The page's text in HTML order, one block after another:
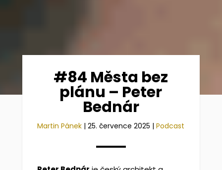
#84 Města bez
plánu – Peter
Bednár
Martin Pánek |25. července 2025 |Podcast